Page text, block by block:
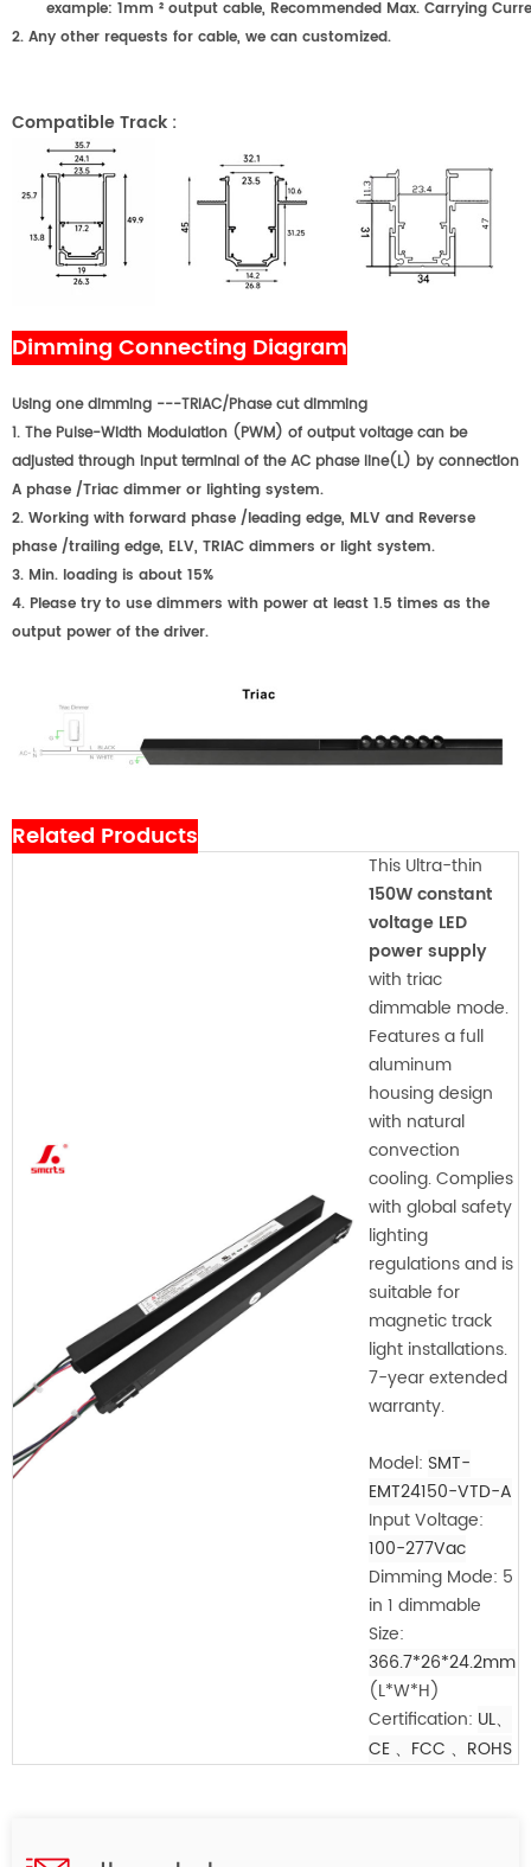
example: 1mm ² output cable, Recommended Max. Carrying
2. Any other requests for cable, we can customized.
Compatible Track :
Dimming Connecting Diagram
Using one dimming ---TRIAC/Phase cut dimming
1. The Pulse-Width Modulation (PWM) of output voltage can be
adjusted through input terminal of the AC phase line(L) by connection
A phase /Triac dimmer or lighting system.
2. Working with forward phase /leading edge, MLV and Reverse
phase /trailing edge, ELV, TRIAC dimmers or light system.
3. Min. loading is about 15%
4. Please try to use dimmers with power at least 1.5 times as the
output power of the driver.
Related Products
This Ultra-thin
150W constant
voltage LED
power supply
with triac
dimmable mode.
Features a full
aluminum
housing design
with natural
convection
cooling. Complies
with global safety
lighting
regulations and is
suitable for
magnetic track
light installations.
7-year extended
warranty.
Model: SMT-
EMT24150-VTD-A
Input Voltage:
100-277Vac
Dimming Mode: 5
in 1 dimmable
Size:
366.7*26*24.2mm
(L*W*H)
Certification: UL、
CE 、FCC 、ROHS